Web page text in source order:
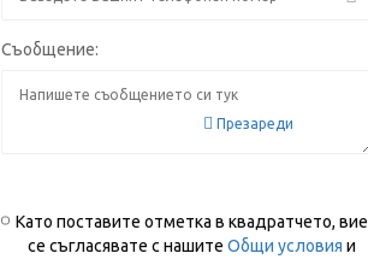
Съобщение:
Презареди
Като поставите отметка в квадратчето, вие
се съгласявате с нашитеОбщи условия и